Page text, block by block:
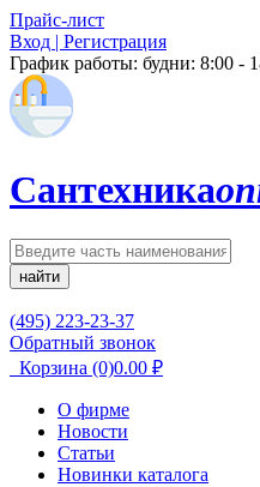
Прайс-лист
Вход | Регистрация
График работы: будни: 8:00 -
Сантехника
найти
(495) 223-23-37
Обратный звонок
Корзина (0)0.00 ₽
О фирме
Новости
Статьи
Новинки каталога